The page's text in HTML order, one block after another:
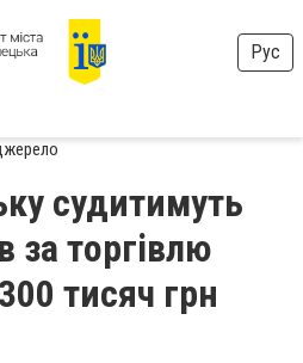
Рус
судитимуть
за торгівлю
тисяч грн